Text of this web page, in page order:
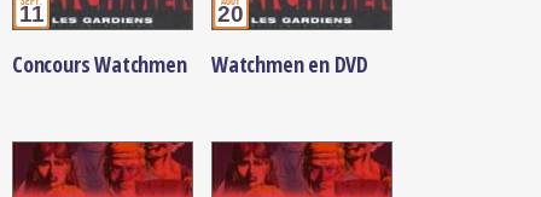
11
Concours Watchmen
20
Watchmen en DVD